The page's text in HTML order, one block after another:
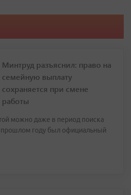
Минтруд разъяснил: право на
семейную выплату
сохраняется при смене
работы
можно даже в период поиска
прошлом году был официальный